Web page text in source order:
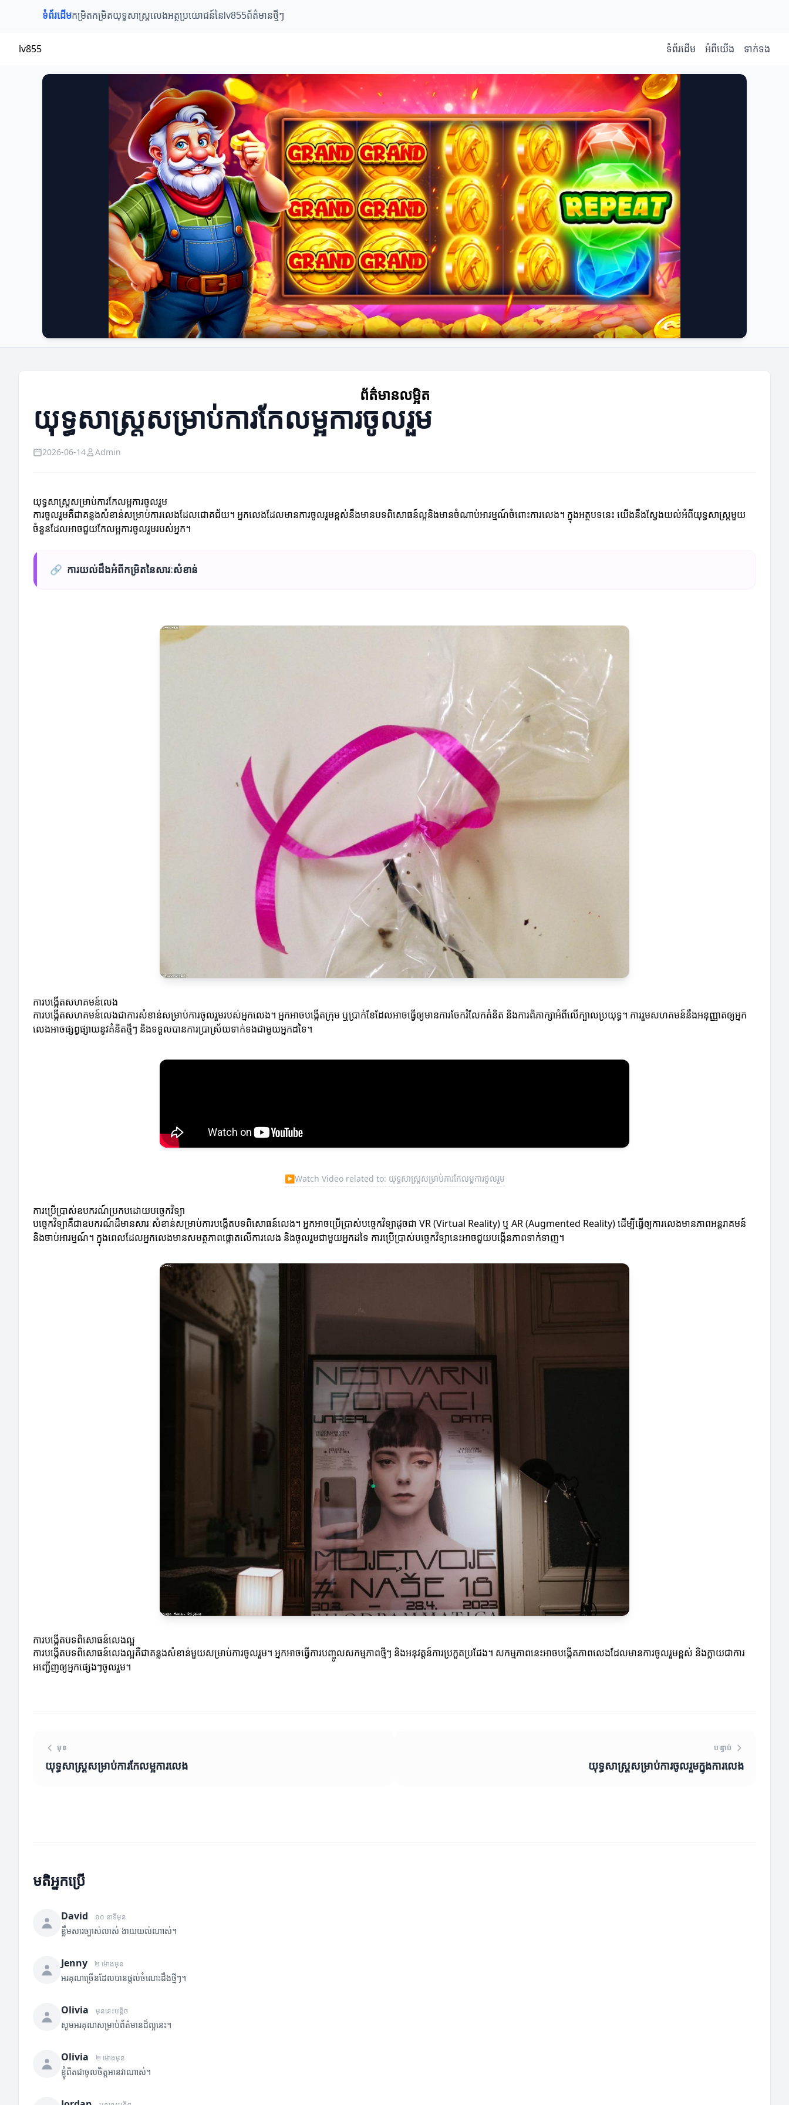
ទំព័រដើមកម្រិតកម្រិតយុទ្ធសាស្ត្រលេងអត្ថប្រយោជន៍នៃlv855ព័ត៌មានថ្មីៗ
lv855 ទំព័រដើម អំពីយើង ទាក់ទង
ព័ត៌មានលម្អិត
យុទ្ធសាស្ត្រសម្រាប់ការកែលម្អការចូលរួម
2026-06-14 Admin
យុទ្ធសាស្ត្រសម្រាប់ការកែលម្អការចូលរួម
ការចូលរួមគឺជាគន្លងសំខាន់សម្រាប់ការលេងដែលជោគជ័យ។ អ្នកលេងដែលមានការចូលរួមខ្ពស់នឹងមានបទពិសោធន៍ល្អនិងមានចំណាប់អារម្មណ៍ចំពោះការលេង។ ក្នុងអត្ថបទនេះ យើងនឹងស្វែងយល់អំពីយុទ្ធសាស្ត្រមួយ
ចំនួនដែលអាចជួយកែលម្អការចូលរួមរបស់អ្នក។
🔗 ការយល់ដឹងអំពីកម្រិតនៃសារៈសំខាន់
ការបង្កើតសហគមន៍លេង
ការបង្កើតសហគមន៍លេងជាការសំខាន់សម្រាប់ការចូលរួមរបស់អ្នកលេង។ អ្នកអាចបង្កើតក្រុម ឬប្រាក់ខែដែលអាចធ្វើឲ្យមានការចែករំលែកគំនិត និងការពិភាក្សាអំពីលើក្បាលប្រយុទ្ធ។ ការរួមសហគមន៍នឹងអនុញ្ញាតឲ្យអ្នក
លេងអាចផ្សព្វផ្សាយនូវគំនិតថ្មីៗ និងទទួលបានការប្រាស្រ័យទាក់ទងជាមួយអ្នកដទៃ។
▶Watch Video related to: យុទ្ធសាស្ត្រសម្រាប់ការកែលម្អការចូលរួម
ការប្រើប្រាស់ឧបករណ៍ប្រកបដោយបច្ចេកវិទ្យា
បច្ចេកវិទ្យាគឺជាឧបករណ៍ដ៏មានសារៈសំខាន់សម្រាប់ការបង្កើតបទពិសោធន៍លេង។ អ្នកអាចប្រើប្រាស់បច្ចេកវិទ្យាដូចជា VR (Virtual Reality) ឬ AR (Augmented Reality) ដើម្បីធ្វើឲ្យការលេងមានភាពអន្ដរាគមន៍
និងចាប់អារម្មណ៍។ ក្នុងពេលដែលអ្នកលេងមានសមត្ថភាពផ្តោតលើការលេង និងចូលរួមជាមួយអ្នកដទៃ ការប្រើប្រាស់បច្ចេកវិទ្យានេះអាចជួយបង្កើនភាពទាក់ទាញ។
ការបង្កើតបទពិសោធន៍លេងល្អ
ការបង្កើតបទពិសោធន៍លេងល្អគឺជាគន្លងសំខាន់មួយសម្រាប់ការចូលរួម។ អ្នកអាចធ្វើការបញ្ចូលសកម្មភាពថ្មីៗ និងអនុវត្តន៍ការប្រកួតប្រជែង។ សកម្មភាពនេះអាចបង្កើតភាពលេងដែលមានការចូលរួមខ្ពស់ និងក្លាយជា​ការ​
អញ្ជើញឲ្យអ្នកផ្សេងៗចូលរួម។
មុន
យុទ្ធសាស្ត្រ​សម្រាប់​ការកែលម្អការលេង
បន្ទាប់
យុទ្ធសាស្ត្រសម្រាប់ការចូលរួមក្នុងការលេង
មតិអ្នកប្រើ
David ១០ នាទីមុន
ខ្លឹមសារច្បាស់លាស់ ងាយយល់ណាស់។
Jenny ២ ម៉ោងមុន
អរគុណច្រើនដែលបានផ្តល់ចំណេះដឹងថ្មីៗ។
Olivia មុននេះបន្តិច
សូមអរគុណសម្រាប់ព័ត៌មានដ៏ល្អនេះ។
Olivia ២ ម៉ោងមុន
ខ្ញុំពិតជាចូលចិត្តអានវាណាស់។